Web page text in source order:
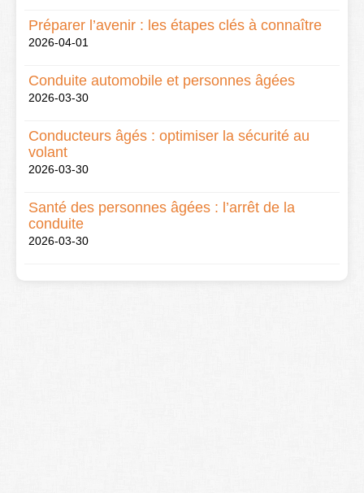
Préparer l’avenir : les étapes clés à connaître
2026-04-01
Conduite automobile et personnes âgées
2026-03-30
Conducteurs âgés : optimiser la sécurité au
volant
2026-03-30
Santé des personnes âgées : l’arrêt de la
conduite
2026-03-30